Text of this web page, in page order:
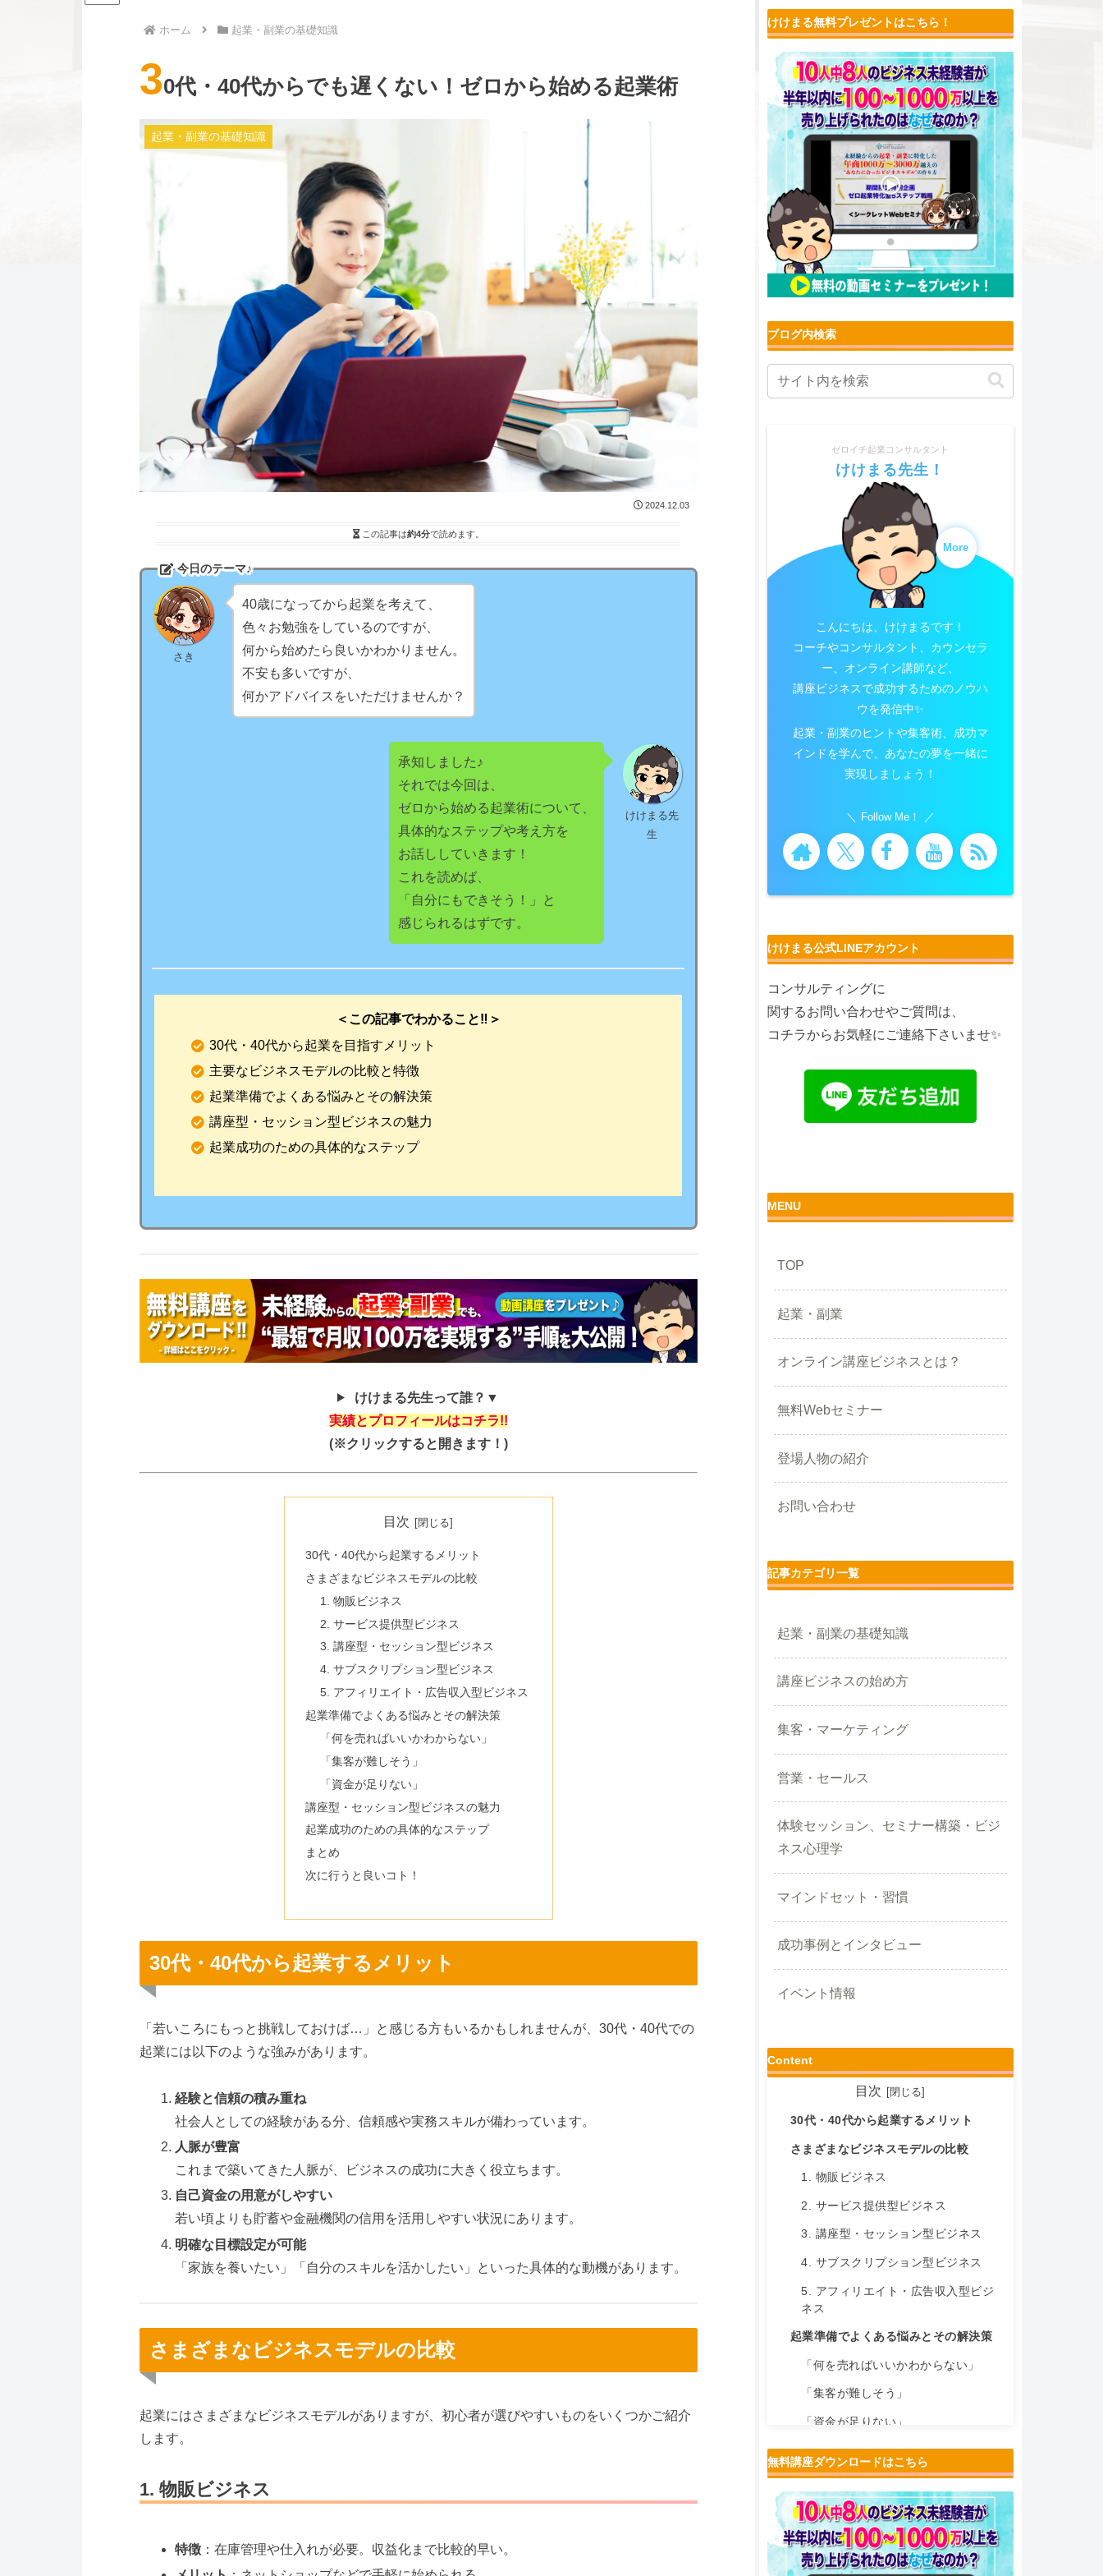
ホーム 起業・副業の基礎知識
30代・40代からでも遅くない！ゼロから始める起業術
起業・副業の基礎知識
2024.12.03
この記事は約4分で読めます。
今日のテーマ♪
さき
40歳になってから起業を考えて、
色々お勉強をしているのですが、
何から始めたら良いかわかりません。
不安も多いですが、
何かアドバイスをいただけませんか？
けけまる先
生
承知しました♪
それでは今回は、
ゼロから始める起業術について、
具体的なステップや考え方を
お話ししていきます！
これを読めば、
「自分にもできそう！」と
感じられるはずです。
＜この記事でわかること‼️＞
30代・40代から起業を目指すメリット
主要なビジネスモデルの比較と特徴
起業準備でよくある悩みとその解決策
講座型・セッション型ビジネスの魅力
起業成功のための具体的なステップ
けけまる先生って誰？▼
実績とプロフィールはコチラ!!
(※クリックすると開きます！)
目次
30代・40代から起業するメリット
さまざまなビジネスモデルの比較
1. 物販ビジネス
2. サービス提供型ビジネス
3. 講座型・セッション型ビジネス
4. サブスクリプション型ビジネス
5. アフィリエイト・広告収入型ビジネス
起業準備でよくある悩みとその解決策
「何を売ればいいかわからない」
「集客が難しそう」
「資金が足りない」
講座型・セッション型ビジネスの魅力
起業成功のための具体的なステップ
まとめ
次に行うと良いコト！
30代・40代から起業するメリット
「若いころにもっと挑戦しておけば…」と感じる方もいるかもしれませんが、30代・40代での
起業には以下のような強みがあります。
経験と信頼の積み重ね
社会人としての経験がある分、信頼感や実務スキルが備わっています。
人脈が豊富
これまで築いてきた人脈が、ビジネスの成功に大きく役立ちます。
自己資金の用意がしやすい
若い頃よりも貯蓄や金融機関の信用を活用しやすい状況にあります。
明確な目標設定が可能
「家族を養いたい」「自分のスキルを活かしたい」といった具体的な動機があります。
さまざまなビジネスモデルの比較
起業にはさまざまなビジネスモデルがありますが、初心者が選びやすいものをいくつかご紹介
します。
1. 物販ビジネス
特徴：在庫管理や仕入れが必要。収益化まで比較的早い。
けけまる無料プレゼントはこちら！
ブログ内検索
ゼロイチ起業コンサルタント
けけまる先生！
More
こんにちは、けけまるです！
コーチやコンサルタント、カウンセラ
ー、オンライン講師など、
講座ビジネスで成功するためのノウハ
ウを発信中✨
起業・副業のヒントや集客術、成功マ
インドを学んで、あなたの夢を一緒に
実現しましょう！
Follow Me！
けけまる公式LINEアカウント
コンサルティングに
関するお問い合わせやご質問は、
コチラからお気軽にご連絡下さいませ✨
MENU
TOP
起業・副業
オンライン講座ビジネスとは？
無料Webセミナー
登場人物の紹介
お問い合わせ
記事カテゴリ一覧
起業・副業の基礎知識
講座ビジネスの始め方
集客・マーケティング
営業・セールス
体験セッション、セミナー構築・ビジ
ネス心理学
マインドセット・習慣
成功事例とインタビュー
イベント情報
Content
目次
30代・40代から起業するメリット
さまざまなビジネスモデルの比較
1. 物販ビジネス
2. サービス提供型ビジネス
3. 講座型・セッション型ビジネス
4. サブスクリプション型ビジネス
5. アフィリエイト・広告収入型ビジ
ネス
起業準備でよくある悩みとその解決策
「何を売ればいいかわからない」
「集客が難しそう」
「資金が足りない」
講座型・セッション型ビジネスの魅力
起業成功のための具体的なステップ
まとめ
次に行うと良いコト！
無料講座ダウンロードはこちら